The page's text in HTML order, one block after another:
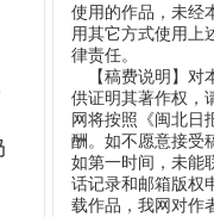
使用的作品，未经
用其它方式使用上
律责任。
【稿费说明】对
供证明其著作权，
网将按照《闽北日
酬。如不愿意接受
如第一时间，未能
话记录和邮箱版权
载作品，我网对作